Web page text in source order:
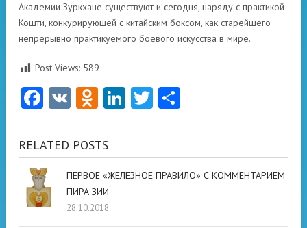
Академии Зуркхане существуют и сегодня, наряду с практикой
Кошти, конкурирующей с китайским боксом, как старейшего
непрерывно практикуемого боевого искусства в мире.
Post Views: 589
Facebook
VK Odnoklassniki
LinkedIn
Twitter
RELATED POSTS
ПЕРВОЕ «ЖЕЛЕЗНОЕ ПРАВИЛО» С КОММЕНТАРИЕМ
ПИРА ЗИИ
28.10.2018